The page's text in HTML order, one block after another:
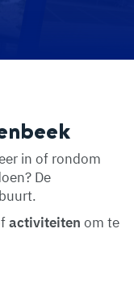
in of rondom
De
activiteiten om te